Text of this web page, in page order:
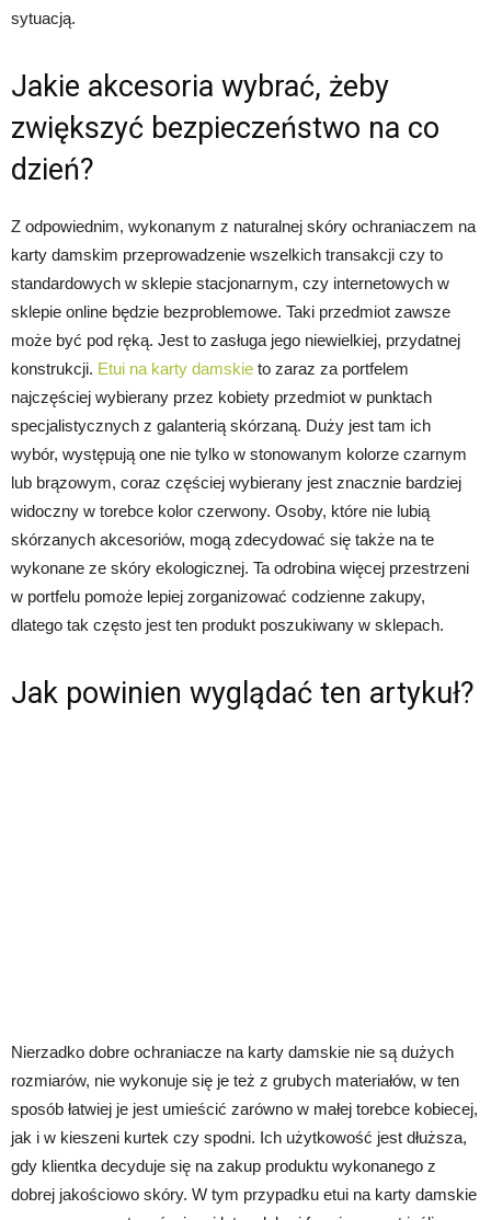
sytuacją.
Jakie akcesoria wybrać, żeby
zwiększyć bezpieczeństwo na co
dzień?
Z odpowiednim, wykonanym z naturalnej skóry ochraniaczem na
karty damskim przeprowadzenie wszelkich transakcji czy to
standardowych w sklepie stacjonarnym, czy internetowych w
sklepie online będzie bezproblemowe. Taki przedmiot zawsze
może być pod ręką. Jest to zasługa jego niewielkiej, przydatnej
konstrukcji. Etui na karty damskie to zaraz za portfelem
najczęściej wybierany przez kobiety przedmiot w punktach
specjalistycznych z galanterią skórzaną. Duży jest tam ich
wybór, występują one nie tylko w stonowanym kolorze czarnym
lub brązowym, coraz częściej wybierany jest znacznie bardziej
widoczny w torebce kolor czerwony. Osoby, które nie lubią
skórzanych akcesoriów, mogą zdecydować się także na te
wykonane ze skóry ekologicznej. Ta odrobina więcej przestrzeni
w portfelu pomoże lepiej zorganizować codzienne zakupy,
dlatego tak często jest ten produkt poszukiwany w sklepach.
Jak powinien wyglądać ten artykuł?
Nierzadko dobre ochraniacze na karty damskie nie są dużych
rozmiarów, nie wykonuje się je też z grubych materiałów, w ten
sposób łatwiej je jest umieścić zarówno w małej torebce kobiecej,
jak i w kieszeni kurtek czy spodni. Ich użytkowość jest dłuższa,
gdy klientka decyduje się na zakup produktu wykonanego z
dobrej jakościowo skóry. W tym przypadku etui na karty damskie